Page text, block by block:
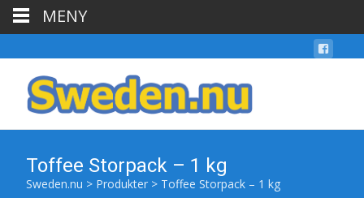
Toffee Storpack – 1 kg
Sweden.nu > Produkter > Toffee Storpack – 1 kg
MENY